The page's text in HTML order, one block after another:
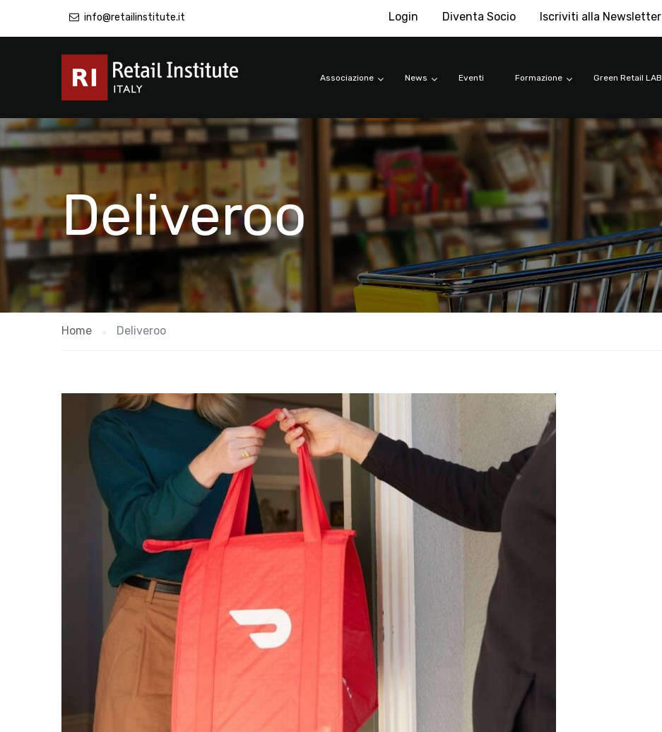
info@retailinstitute.it Login Diventa Socio Iscriviti alla Newsletter
Associazione News Eventi Formazione Green Retail LAB
Deliveroo
Home Deliveroo